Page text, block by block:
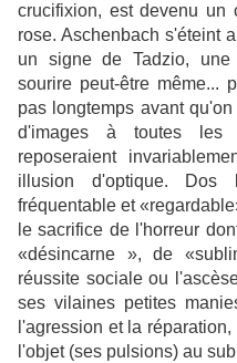
crucifixion, est devenu
rose. Aschenbach s'éteint
un signe de Tadzio,
sourire peut-être même...
pas longtemps avant
d'images à toutes les
reposeraient
illusion d'optique. Dos
fréquentable et
le sacrifice de l'horreur
«désincarne », de
réussite sociale ou
ses vilaines petites
l'agression et la
l'objet (ses pulsions) au